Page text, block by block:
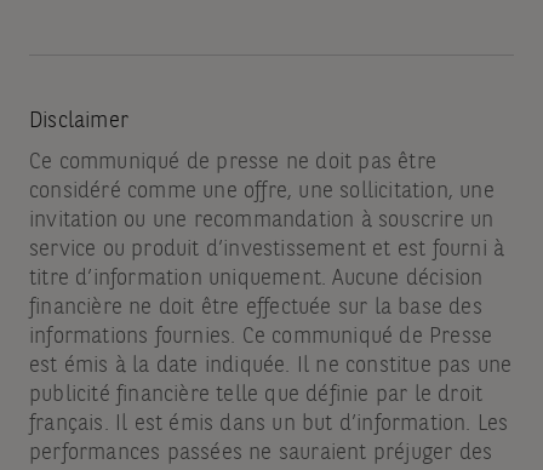
Disclaimer
Ce communiqué de presse ne doit pas être
considéré comme une offre, une sollicitation, une
invitation ou une recommandation à souscrire un
service ou produit d’investissement et est fourni à
titre d’information uniquement. Aucune décision
financière ne doit être effectuée sur la base des
informations fournies. Ce communiqué de Presse
est émis à la date indiquée. Il ne constitue pas une
publicité financière telle que définie par le droit
français. Il est émis dans un but d’information. Les
performances passées ne sauraient préjuger des